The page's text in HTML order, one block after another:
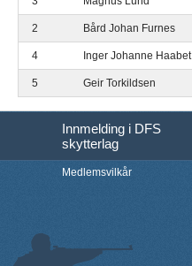
2 Bård Johan Furnes
4 Inger Johanne Haabet
5 Geir Torkildsen
Innmelding i DFS
skytterlag
Medlemsvilkår